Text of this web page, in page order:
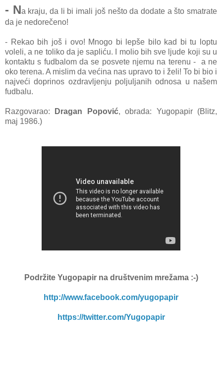
- Na kraju, da li bi imali još nešto da dodate a što smatrate
da je nedorečeno!
- Rekao bih još i ovo! Mnogo bi lepše bilo kad bi tu loptu
voleli, a ne toliko da je sapliću. I molio bih sve ljude koji su u
kontaktu s fudbalom da se posvete njemu na terenu - a ne
oko terena. A mislim da većina nas upravo to i želi! To bi bio i
najveći doprinos ozdravljenju poljuljanih odnosa u našem
fudbalu.
Razgovarao: Dragan Popović, obrada: Yugopapir (Blitz,
maj 1986.)
Podržite Yugopapir na društvenim mrežama :-)
http://www.facebook.com/yugopapir
https://twitter.com/Yugopapir